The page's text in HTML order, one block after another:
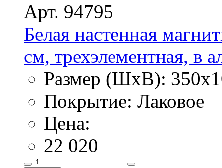
Арт. 94795
Белая настенная
см, трехэлементная, в
Размер (ШхВ):
Покрытие: Лаковое
Цена:
22 020